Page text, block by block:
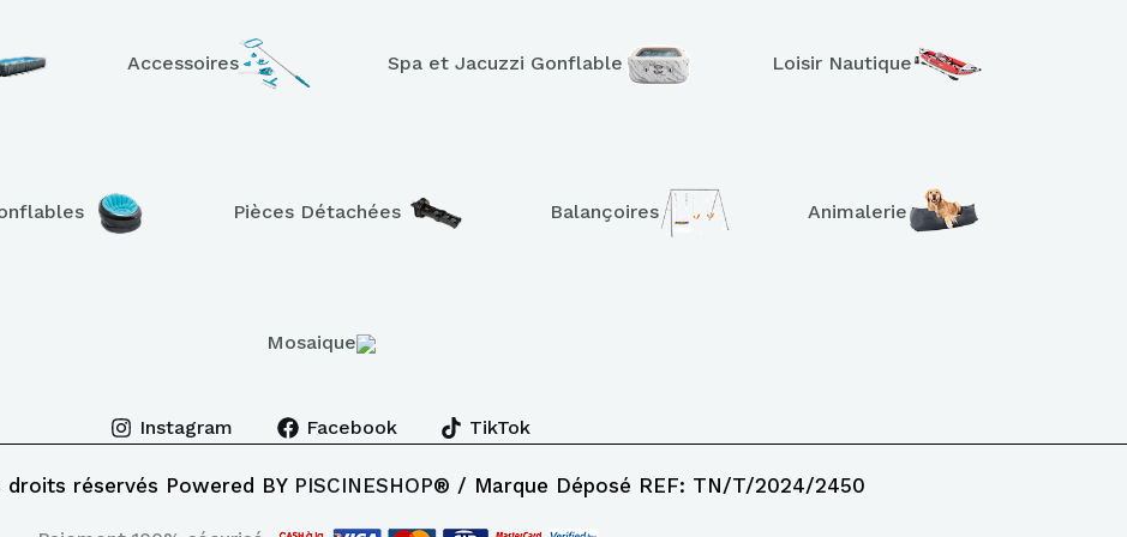
Accessoires Spa et Jacuzzi Gonflable Loisir Nautique
Pièces Détachées Balançoires Animalerie
Mosaique
Instagram Facebook TikTok
réservés Powered BY PISCINESHOP® / Marque Déposé REF: TN/T/2024/2450